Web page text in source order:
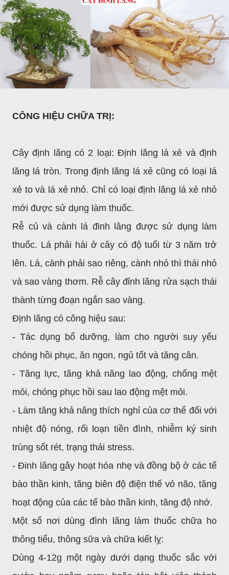
CÔNG HIỆU CHỮA TRỊ:
Cây định lăng có 2 loại: Định lăng lá xẻ và định
lăng lá tròn. Trong định lăng lá xẻ cũng có loại lá
xẻ to và lá xẻ nhỏ. Chỉ có loại định lăng lá xẻ nhỏ
mới được sử dụng làm thuốc.
Rễ củ và cành lá đinh lăng được sử dụng làm
thuốc. Lá phải hái ở cây có độ tuổi từ 3 năm trở
lên. Lá, cành phải sao riêng, cành nhỏ thì thái nhỏ
và sao vàng thơm. Rễ cây đỉnh lăng rửa sạch thái
thành từng đoạn ngắn sao vàng.
Định lăng có công hiệu sau:
- Tác dụng bổ dưỡng, làm cho người suy yếu
chóng hồi phục, ăn ngon, ngủ tốt và tăng cân.
- Tăng lực, tăng khả năng lao động, chống mệt
mỏi, chóng phục hồi sau lao động mệt mỏi.
- Làm tăng khả năng thích nghỉ của cơ thể đối với
nhiệt độ nóng, rối loạn tiền đình, nhiễm ký sinh
trùng sốt rét, trạng thái stress.
- Đinh lăng gây hoạt hóa nhẹ và đồng bộ ở các tế
bào thần kinh, tăng biên độ điện thế vỏ não, tăng
hoạt động của các tế bào thần kinh, tăng độ nhớ.
Một số nơi dùng đình lăng làm thuốc chữa ho
thông tiểu, thông sữa và chữa kiết lỵ:
Dùng 4-12g một ngày dưới dạng thuốc sắc với